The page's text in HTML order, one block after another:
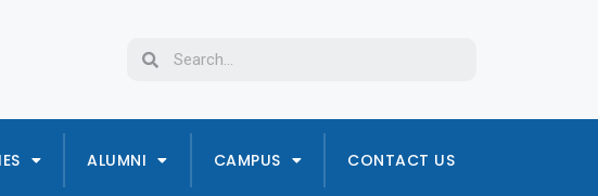
ALUMNI CAMPUS CONTACT US